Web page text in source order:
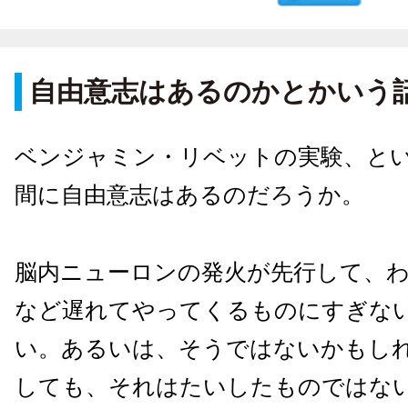
自由意志はあるのかとかいう
ベンジャミン・リベットの実験、と
間に自由意志はあるのだろうか。
脳内ニューロンの発火が先行して、
など遅れてやってくるものにすぎな
い。あるいは、そうではないかもし
しても、それはたいしたものではな